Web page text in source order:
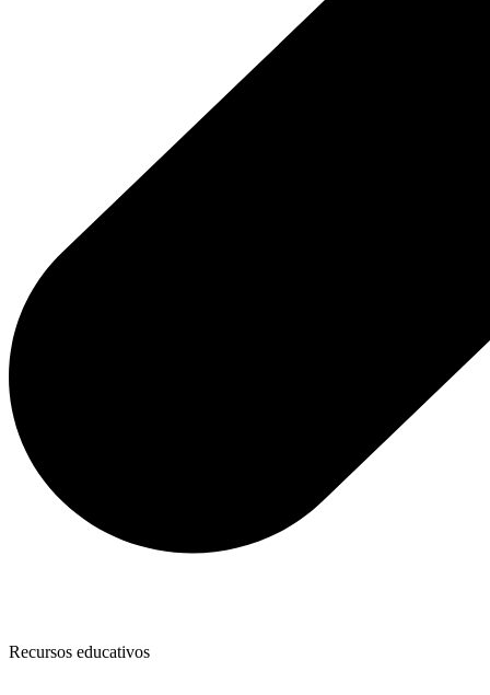
Recursos educativos